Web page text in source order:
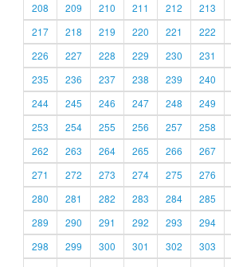
208
209 210 211 212 213
217
218 219 220 221 222
226
227 228 229 230 231
235
236 237 238 239 240
244
245 246 247 248 249
253
254 255 256 257 258
262
263 264 265 266 267
271
272 273 274 275 276
280
281 282 283 284 285
289
290 291 292 293 294
298
299 300 301 302 303